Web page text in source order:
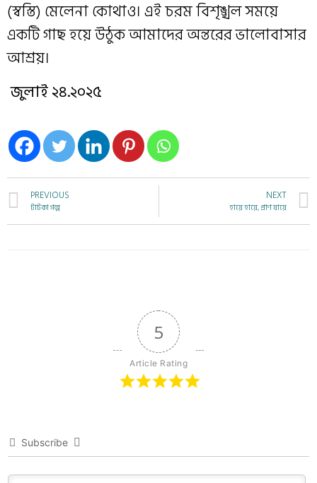
(স্বস্তি) মেলেনা কোথাও। এই চরম বিশৃঙ্খল সময়ে
একটি গাছ হয়ে উঠুক আমাদের অন্তরের ভালোবাসার
আশ্রয়।
জুলাই ২৪.২০২৫
PREVIOUS
টাটকা গল্প
NEXT
হায়ে হায়ে, প্রাণ যায়ে
5
Article Rating
Subscribe